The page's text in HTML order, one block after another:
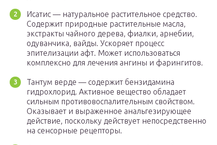
Исатис — натуральное растительное средство.
Содержит природные растительные масла,
экстракты чайного дерева, фиалки, арнебии,
одуванчика, вайды. Ускоряет процесс
эпителизации афт. Может использоваться
комплексно для лечения ангины и фарингитов.
Тантум верде — содержит бензидамина
гидрохлорид. Активное вещество обладает
сильным противовоспалительным свойством.
Оказывает и выраженное анальгезирующее
действие, поскольку действует непосредственно
на сенсорные рецепторы.